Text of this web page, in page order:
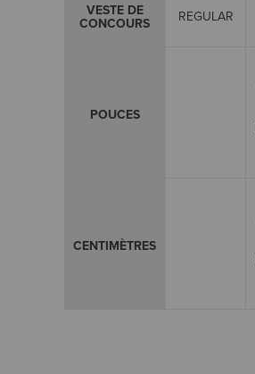
VESTE DE
CONCOURS REGULAR
POUCES
CENTIMÈTRES